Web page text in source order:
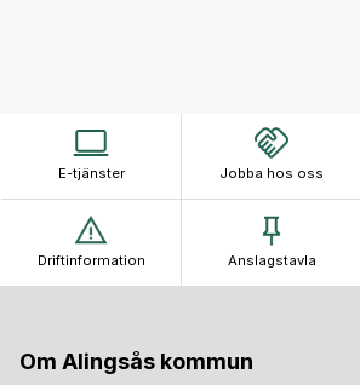
E-tjänster Jobba hos oss
Driftinformation Anslagstavla
Om Alingsås kommun